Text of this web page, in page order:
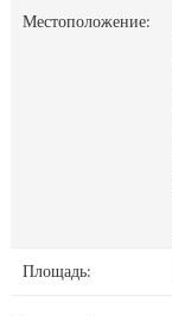
Местоположение:
Площадь: